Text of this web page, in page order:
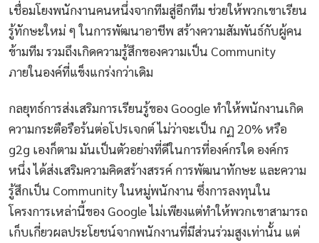
เชื่อมโยงพนักงานคนหนึ่งจากทีมสู่อีกทีม ช่วยให้พวกเขาเรียน
รู้ทักษะใหม่ ๆ ในการพัฒนาอาชีพ สร้างความสัมพันธ์กับผู้คน
ข้ามทีม รวมถึงเกิดความรู้สึกของความเป็น Community
ภายในองค์ที่แข็งแกร่งกว่าเดิม
กลยุทธ์การส่งเสริมการเรียนรู้ของ Google ทำให้พนักงานเกิด
ความกระตือรือร้นต่อโปรเจกต์ ไม่ว่าจะเป็น กฏ 20% หรือ
g2g เองก็ตาม มันเป็นตัวอย่างที่ดีในการที่องค์กรใด องค์กร
หนึ่ง ได้ส่งเสริมความคิดสร้างสรรค์ การพัฒนาทักษะ และความ
รู้สึกเป็น Community ในหมู่พนักงาน ซึ่งการลงทุนใน
โครงการเหล่านี้ของ Google ไม่เพียงแต่ทำให้พวกเขาสามารถ
เก็บเกี่ยวผลประโยชน์จากพนักงานที่มีส่วนร่วมสูงเท่านั้น แต่